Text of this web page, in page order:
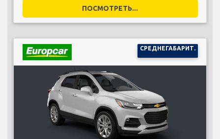
ПОСМОТРЕТЬ...
СРЕДНЕГАБАРИТ.